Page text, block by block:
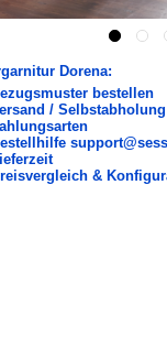
Dorena:
bestellen
/ Selbstabholung
&